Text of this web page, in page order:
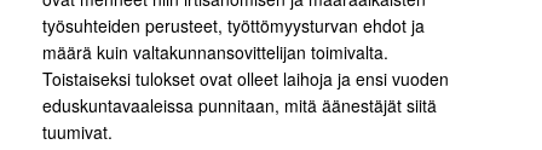
työsuhteiden perusteet, työttömyysturvan ehdot ja
määrä kuin valtakunnansovittelijan toimivalta.
Toistaiseksi tulokset ovat olleet laihoja ja ensi vuoden
eduskuntavaaleissa punnitaan, mitä äänestäjät siitä
tuumivat.